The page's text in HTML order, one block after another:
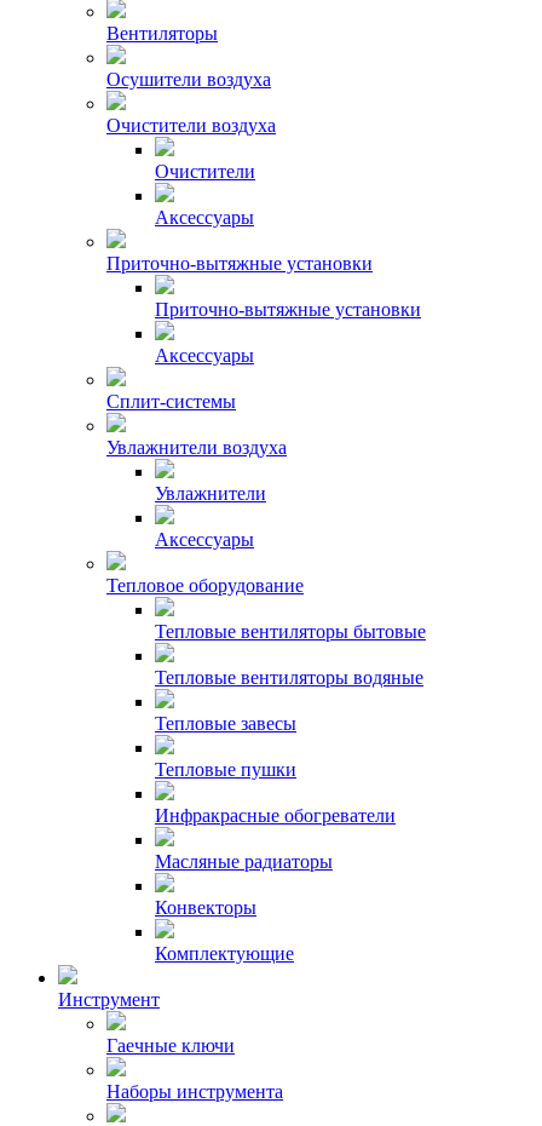
Вентиляторы
Осушители воздуха
Очистители воздуха
Очистители
Аксессуары
Приточно-вытяжные установки
Приточно-вытяжные установки
Аксессуары
Сплит-системы
Увлажнители воздуха
Увлажнители
Аксессуары
Тепловое оборудование
Тепловые вентиляторы бытовые
Тепловые вентиляторы водяные
Тепловые завесы
Тепловые пушки
Инфракрасные обогреватели
Масляные радиаторы
Конвекторы
Комплектующие
Инструмент
Гаечные ключи
Наборы инструмента